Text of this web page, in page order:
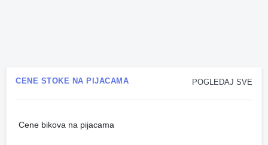
POGLEDAJ SVE
CENE STOKE NA PIJACAMA
Cene bikova na pijacama